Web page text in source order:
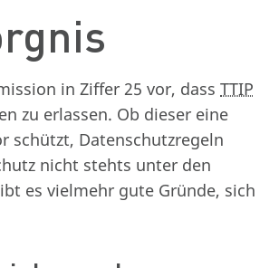
in Ziffer 25 vor, dass TTIP
zu erlassen. Ob dieser eine
schützt, Datenschutzregeln
nicht stehts unter den
es vielmehr gute Gründe, sich